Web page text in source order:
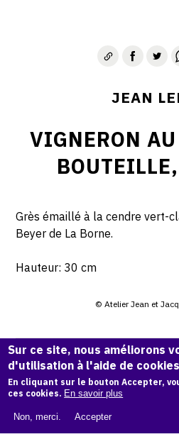
JEAN
VIGNERON
Grès émaillé à la cendre vert-
Beyer de La Borne.
Hauteur: 30 cm
© Atelier Jean et
CITER CETTE
Jean Lerat,Vigneron au
Catalogue raisonné de Jean et
Sur ce site, nous améliorons
d'utilisation à l'aide de cookies
En cliquant sur le bouton Accepter,
ces cookies. En savoir plus
Non, merci. Accepter